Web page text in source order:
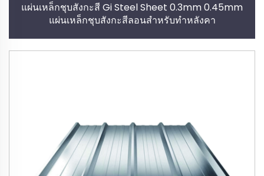
แผ่นเหล็กชุบสังกะสี Gi Steel Sheet 0.3mm 0.45mm
แผ่นเหล็กชุบสังกะสีลอนสำหรับทำหลังคา